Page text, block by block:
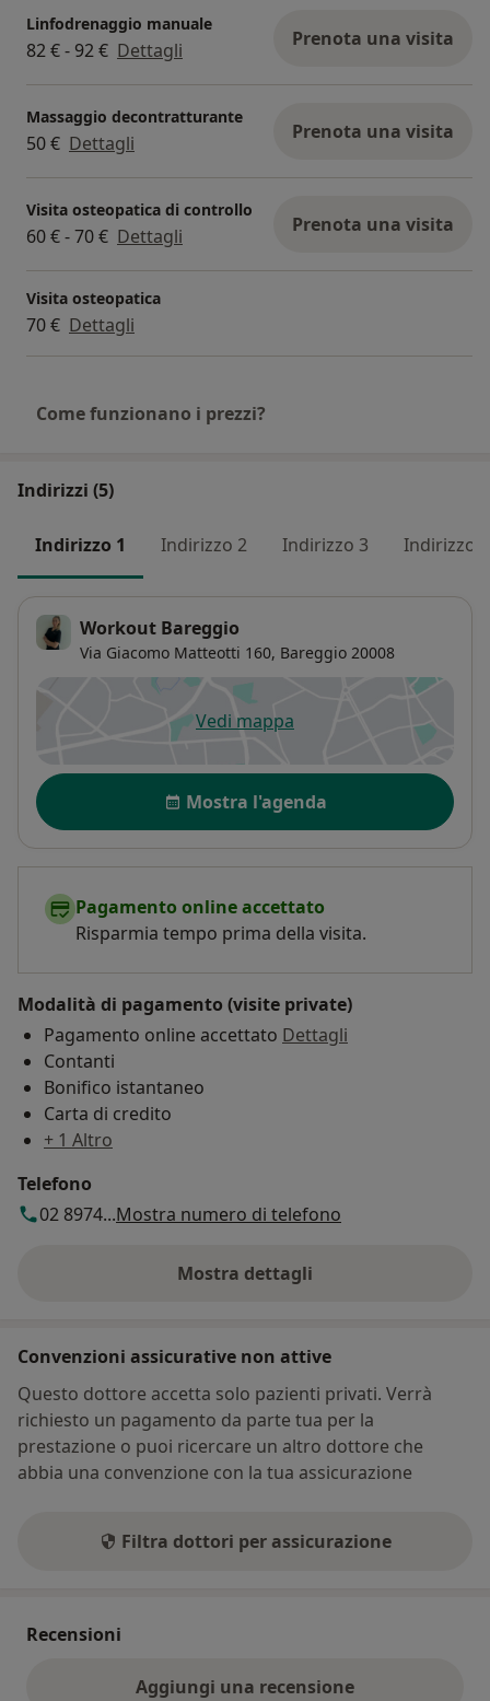
Linfodrenaggio manuale
82 € - 92 € Dettagli Prenota una visita
Massaggio decontratturante
50 € Dettagli Prenota una visita
Visita osteopatica di controllo
60 € - 70 € Dettagli Prenota una visita
Visita osteopatica
70 € Dettagli
Come funzionano i prezzi?
Indirizzi (5)
Indirizzo 1 Indirizzo 2 Indirizzo 3 Indirizzo 4
Workout Bareggio
Via Giacomo Matteotti 160, Bareggio 20008
Vedi mappasi apre in una nuova scheda
Disponibilità
Mostra l'agenda
Pagamento online accettato
Risparmia tempo prima della visita.
Modalità di pagamento (visite private)
Pagamento online accettato Dettagli
Contanti
Bonifico istantaneo
Carta di credito
+ 1 Altro
Telefono
02 8974...Mostra numero di telefono
Mostra dettagli
sull'indirizzo
Convenzioni assicurative non attive
Questo dottore accetta solo pazienti privati. Verrà
richiesto un pagamento da parte tua per la
prestazione o puoi ricercare un altro dottore che
abbia una convenzione con la tua assicurazione
Filtra dottori per assicurazione
Recensioni
Aggiungi una recensione